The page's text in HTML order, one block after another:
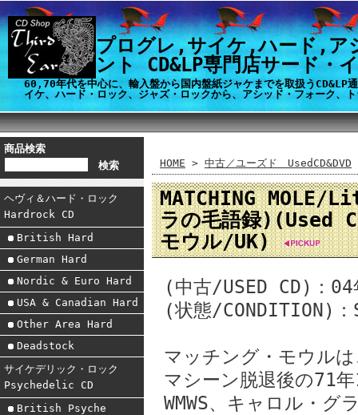
プログレ,サイケ,ハード,ア
ント CD&LP専門店サード・
60,70年代を中心に、輸入盤から国内盤紙ジャケまでを取扱うCD&LP
イケ、ハード・ロック、ジャズ・ロックから、アシッド・フォーク、
商品検索
ヘヴィ＆ハード・ロック
Hardrock CD
British Hard
German Hard
Nordic & Euro Hard
USA & Canadian Hard
Other Area Hard
Deadstock
サイケデリック・ロック
Psychedelic CD
British Psyche
HOME > 中古／ユーズド UsedCD&DVD
MATCHING
ラの毛語録)(Used
モウル/UK)
(中古/USED CD)：04
(状態/CONDITION)
マッチング・モウル
マシーン脱退後の71
WMWS、キャロル・